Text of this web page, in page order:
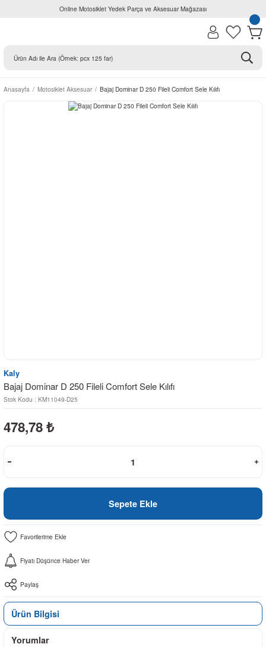
Online Motosiklet Yedek Parça ve Aksesuar Mağazası
Anasayfa Motosiklet Aksesuar Bajaj Dominar D 250 Fileli Comfort Sele Kılıfı
Kaly
Bajaj Dominar D 250 Fileli Comfort Sele Kılıfı
Stok Kodu : KM11049-D25
478,78 ₺
Sepete Ekle
Fiyatı Düşünce Haber Ver
Paylaş
Ürün Bilgisi
Yorumlar